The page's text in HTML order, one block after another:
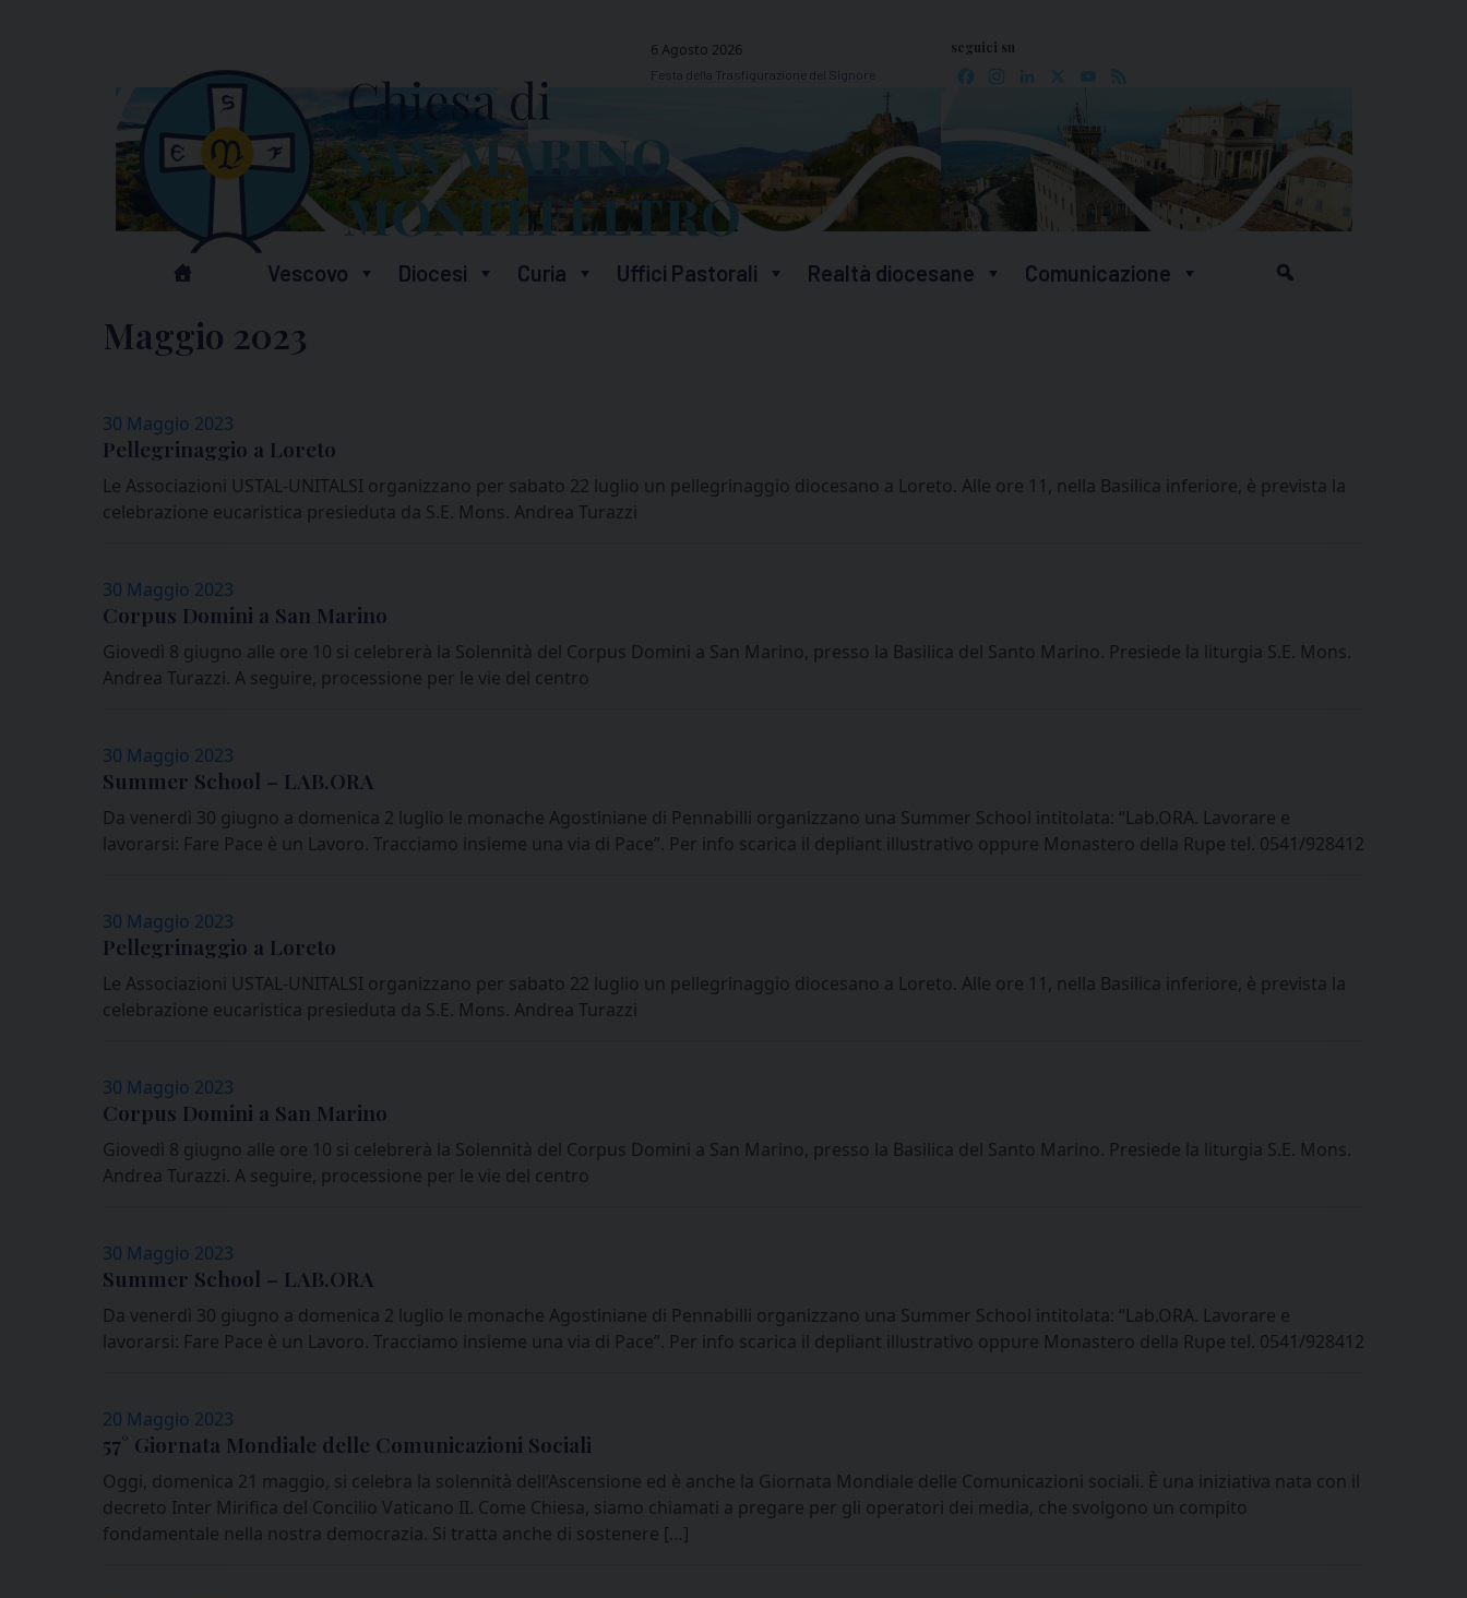
6 Agosto 2026
Festa della Trasfigurazione del Signore
seguici su
Facebook
Instagram
LinkedIn YouTube
Vescovo Diocesi Curia Uffici Pastorali Realtà diocesane Comunicazione
Maggio 2023
30 Maggio 2023
Pellegrinaggio a Loreto
Le Associazioni USTAL-UNITALSI organizzano per sabato 22 luglio un pellegrinaggio diocesano a Loreto. Alle ore 11, nella Basilica inferiore, è prevista la
celebrazione eucaristica presieduta da S.E. Mons. Andrea Turazzi
30 Maggio 2023
Corpus Domini a San Marino
Giovedì 8 giugno alle ore 10 si celebrerà la Solennità del Corpus Domini a San Marino, presso la Basilica del Santo Marino. Presiede la liturgia S.E. Mons.
Andrea Turazzi. A seguire, processione per le vie del centro
30 Maggio 2023
Summer School – LAB.ORA
Da venerdì 30 giugno a domenica 2 luglio le monache Agostiniane di Pennabilli organizzano una Summer School intitolata: “Lab.ORA. Lavorare e
lavorarsi: Fare Pace è un Lavoro. Tracciamo insieme una via di Pace”. Per info scarica il depliant illustrativo oppure Monastero della Rupe tel. 0541/928412
30 Maggio 2023
Pellegrinaggio a Loreto
Le Associazioni USTAL-UNITALSI organizzano per sabato 22 luglio un pellegrinaggio diocesano a Loreto. Alle ore 11, nella Basilica inferiore, è prevista la
celebrazione eucaristica presieduta da S.E. Mons. Andrea Turazzi
30 Maggio 2023
Corpus Domini a San Marino
Giovedì 8 giugno alle ore 10 si celebrerà la Solennità del Corpus Domini a San Marino, presso la Basilica del Santo Marino. Presiede la liturgia S.E. Mons.
Andrea Turazzi. A seguire, processione per le vie del centro
30 Maggio 2023
Summer School – LAB.ORA
Da venerdì 30 giugno a domenica 2 luglio le monache Agostiniane di Pennabilli organizzano una Summer School intitolata: “Lab.ORA. Lavorare e
lavorarsi: Fare Pace è un Lavoro. Tracciamo insieme una via di Pace”. Per info scarica il depliant illustrativo oppure Monastero della Rupe tel. 0541/928412
20 Maggio 2023
57° Giornata Mondiale delle Comunicazioni Sociali
Oggi, domenica 21 maggio, si celebra la solennità dell’Ascensione ed è anche la Giornata Mondiale delle Comunicazioni sociali. È una iniziativa nata con il
decreto Inter Mirifica del Concilio Vaticano II. Come Chiesa, siamo chiamati a pregare per gli operatori dei media, che svolgono un compito
fondamentale nella nostra democrazia. Si tratta anche di sostenere […]